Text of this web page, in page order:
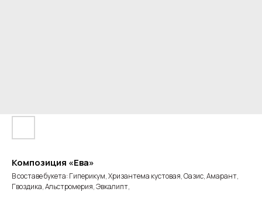
Композиция «Ева»
В составе букета: Гиперикум, Хризантема кустовая, Оазис, Амарант,
Гвоздика, Альстромерия, Эвкалипт,